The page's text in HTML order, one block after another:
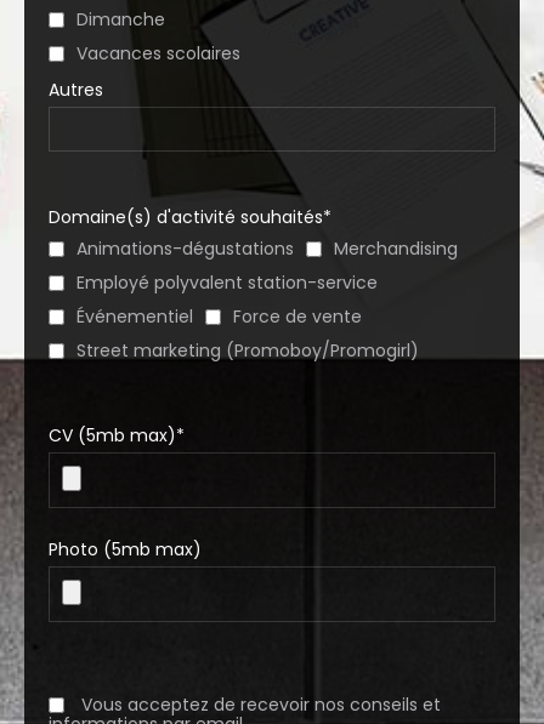
Dimanche
Vacances scolaires
Autres
Domaine(s) d'activité souhaités*
Animations-dégustations
Merchandising
Employé polyvalent station-service
Événementiel
Force de vente
Street marketing (Promoboy/Promogirl)
CV (5mb max)*
Photo (5mb max)
Vous acceptez de recevoir nos conseils et